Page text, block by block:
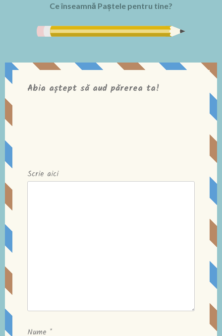
Ce înseamnă Paștele pentru tine?
Nume *